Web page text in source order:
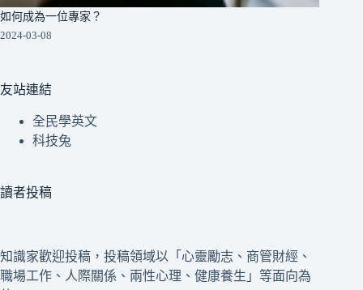
如何成為一位專家？
2024-03-08
友站連結
全民學英文
科技兔
讀者投稿
知識家歡迎投稿，投稿領域以「心靈勵志、商管財經、
職場工作、人際關係、兩性心理、健康養生」等面向為